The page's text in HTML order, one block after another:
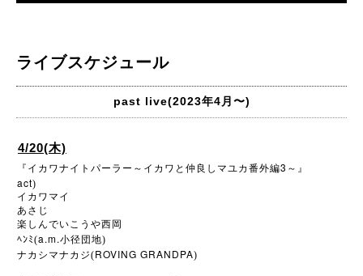
ライブスケジュール
past live(2023年4月〜)
4/20(木)
『イカワナイトパーラー～イカワと仲良しマユカ番外編3 ～』
act)
イカワマイ
あさじ
楽しんでいこうや西岡
ﾍﾝﾐ(a.m.小径団地)
ナカシマナカジ(ROVING GRANDPA)